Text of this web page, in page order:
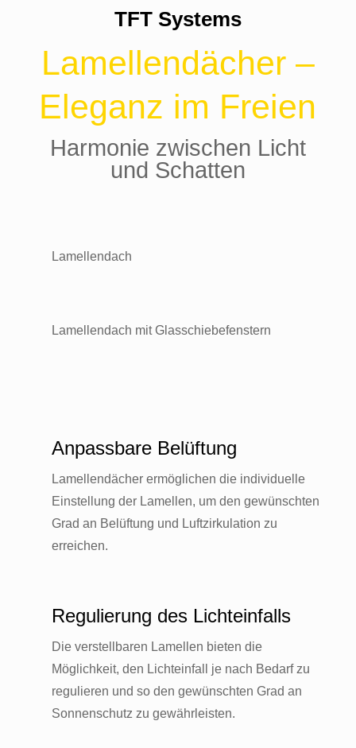
TFT Systems
Lamellendächer –
Eleganz im Freien
Harmonie zwischen Licht
und Schatten
Lamellendach
Lamellendach mit Glasschiebefenstern
Anpassbare Belüftung
Lamellendächer ermöglichen die individuelle
Einstellung der Lamellen, um den gewünschten
Grad an Belüftung und Luftzirkulation zu
erreichen.
Regulierung des Lichteinfalls
Die verstellbaren Lamellen bieten die
Möglichkeit, den Lichteinfall je nach Bedarf zu
regulieren und so den gewünschten Grad an
Sonnenschutz zu gewährleisten.